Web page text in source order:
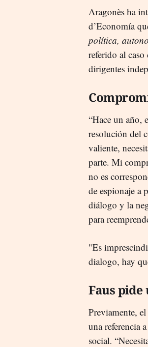
Aragonès ha
d’Economía
política,
referido al
dirigentes
“Hace un año,
resolución del
valiente,
parte. Mi
no es
de espionaje a
diálogo y la
para
"Es
dialogo, hay
Faus
Previamente,
una referencia
social.